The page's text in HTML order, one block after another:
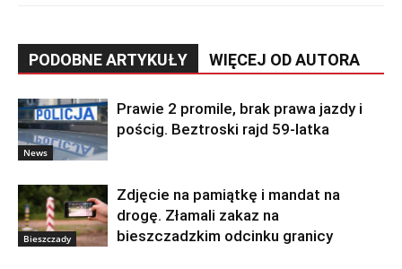
PODOBNE ARTYKUŁY WIĘCEJ OD AUTORA
News
Prawie 2 promile, brak prawa jazdy i
pościg. Beztroski rajd 59-latka
Bieszczady
Zdjęcie na pamiątkę i mandat na
drogę. Złamali zakaz na
bieszczadzkim odcinku granicy